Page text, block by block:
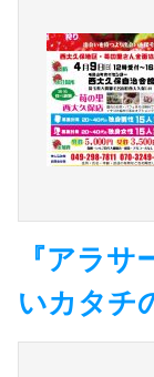
『アラ
いカタチ